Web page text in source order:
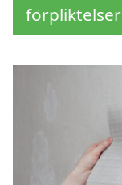
förpliktelser